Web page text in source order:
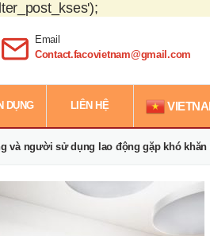
Email
Contact.facovietnam@gmail.com
DỤNG LIÊN HỆ
người sử dụng lao động gặp khó khăn